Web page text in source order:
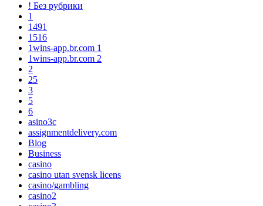
! Без рубрики
1
1491
1516
1wins-app.br.com 1
1wins-app.br.com 2
2
25
3
5
6
asino3c
assignmentdelivery.com
Blog
Business
casino
casino utan svensk licens
casino/gambling
casino2